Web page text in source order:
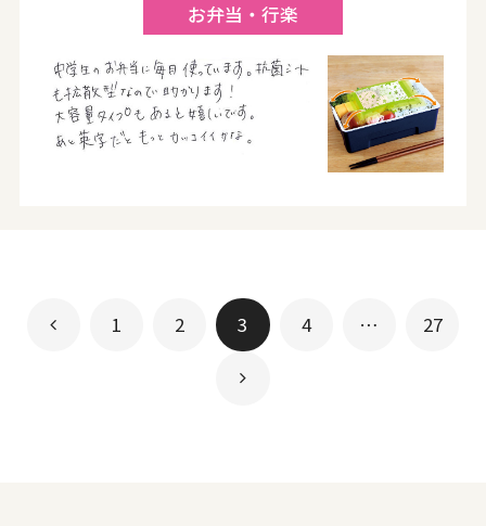
お弁当・行楽
1 2 3 4 … 27